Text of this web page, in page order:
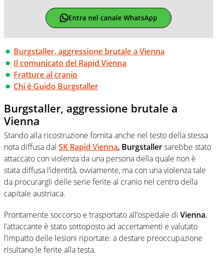
Entra nel canale WhatsApp
Burgstaller, aggressione brutale a Vienna
Il comunicato del Rapid Vienna
Fratture al cranio
Chi è Guido Burgstaller
Burgstaller, aggressione brutale a
Vienna
Stando alla ricostruzione fornita anche nel testo della stessa
nota diffusa dal SK Rapid Vienna, Burgstallersarebbe stato
attaccato con violenza da una persona della quale non è
stata diffusa l’identità, ovviamente, ma con una violenza tale
da procurargli delle serie ferite al cranio nel centro della
capitale austriaca.
Prontamente soccorso e trasportato all’ospedale di Vienna,
l’attaccante è stato sottoposto ad accertamenti e valutato
l’impatto delle lesioni riportate: a destare preoccupazione
risultano le ferite alla testa.